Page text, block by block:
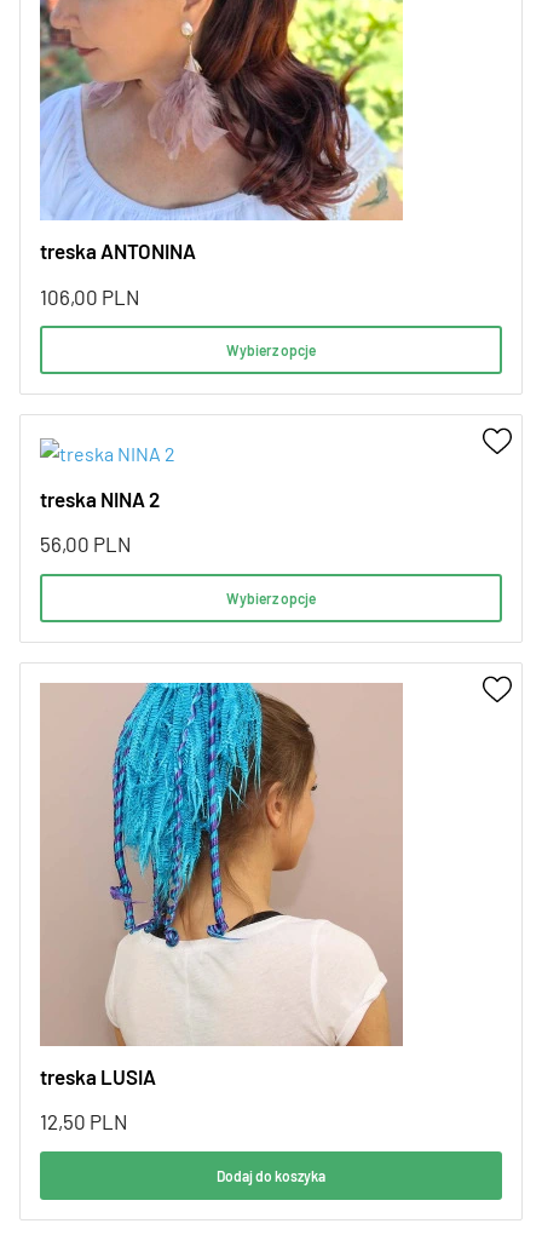
treska ANTONINA
106,00 PLN
Wybierz opcje
treska NINA 2
56,00 PLN
Wybierz opcje
treska LUSIA
12,50 PLN
Dodaj do koszyka